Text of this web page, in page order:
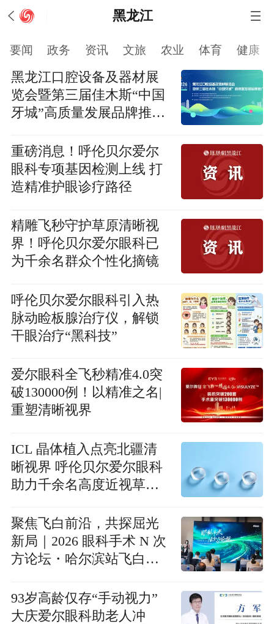
黑龙江
要闻 政务 资讯 文旅 农业 体育 健康
黑龙江口腔设备及器材展
览会暨第三届佳木斯“中国
牙城”高质量发展品牌推介
重磅消息！呼伦贝尔爱尔
眼科专项基因检测上线 打
造精准护眼诊疗路径
精雕飞秒守护草原清晰视
界！呼伦贝尔爱尔眼科已
为千余名群众个性化摘镜
呼伦贝尔爱尔眼科引入热
脉动睑板腺治疗仪，解锁
干眼治疗“黑科技”
爱尔眼科全飞秒精准4.0突
破130000例！以精准之名|
重塑清晰视界
ICL 晶体植入点亮北疆清
晰视界 呼伦贝尔爱尔眼科
助力千余名高度近视草原
聚焦飞白前沿，共探屈光
新局｜2026 眼科手术 N 次
方论坛・哈尔滨站飞白
落幕
93岁高龄仅存“手动视力”
大庆爱尔眼科助老人冲